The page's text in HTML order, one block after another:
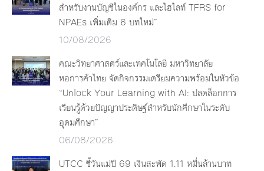
สำหรับงานบัญชีในองค์กร และไฮไลท์ TFRS for
NPAEs เพิ่มเติม 6 บทใหม่”
10/08/2026
คณะวิทยาศาสตร์และเทคโนโลยี มหาวิทยาลัย
หอการค้าไทย จัดกิจกรรมเตรียมความพร้อมในหัวข้อ
“Unlock Your Learning with AI: ปลดล็อกการ
เรียนรู้ด้วยปัญญาประดิษฐ์สำหรับนักศึกษาในระดับ
อุดมศึกษา”
06/08/2026
UTCC ชี้วันแม่ปี 69 เงินสะพัด 1.11 หมื่นล้านบาท